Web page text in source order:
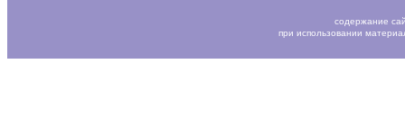
содержание
при использовании